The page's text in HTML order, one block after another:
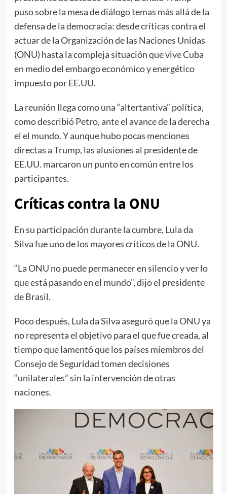
puso sobre la mesa de diálogo temas más allá de la
defensa de la democracia: desde críticas contra el
actuar de la Organización de las Naciones Unidas
(ONU) hasta la compleja situación que vive Cuba
en medio del embargo económico y energético
impuesto por EE.UU.
La reunión llega como una “altertantiva” política,
como describió Petro, ante el avance de la derecha
el el mundo. Y aunque hubo pocas menciones
directas a Trump, las alusiones al presidente de
EE.UU. marcaron un punto en común entre los
participantes.
Críticas contra la ONU
En su participación durante la cumbre, Lula da
Silva fue uno de los mayores críticos de la ONU.
“La ONU no puede permanecer en silencio y ver lo
que está pasando en el mundo”, dijo el presidente
de Brasil.
Poco después, Lula da Silva aseguró que la ONU ya
no representa el objetivo para el que fue creada, al
tiempo que lamentó que los países miembros del
Consejo de Seguridad tomen decisiones
“unilaterales” sin la intervención de otras
naciones.